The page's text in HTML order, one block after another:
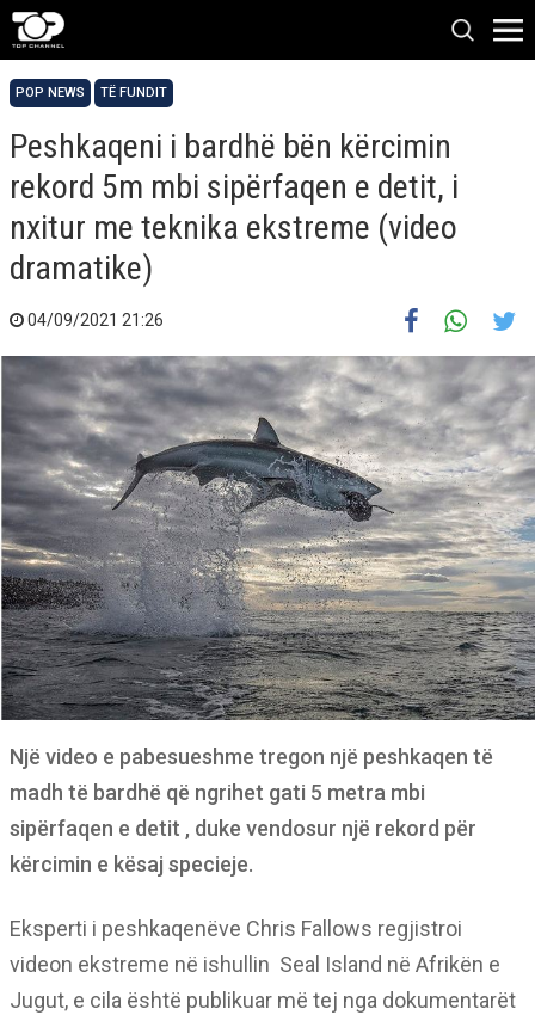
POP NEWS TË FUNDIT
Peshkaqeni i bardhë bën kërcimin
rekord 5m mbi sipërfaqen e detit, i
nxitur me teknika ekstreme (video
dramatike)
04/09/2021 21:26
Një video e pabesueshme tregon një peshkaqen të
madh të bardhë që ngrihet gati 5 metra mbi
sipërfaqen e detit , duke vendosur një rekord për
kërcimin e kësaj specieje.
Eksperti i peshkaqenëve Chris Fallows regjistroi
videon ekstreme në ishullin Seal Island në Afrikën e
Jugut, e cila është publikuar më tej nga dokumentarët